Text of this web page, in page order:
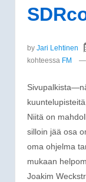
by Jari Lehtinen
kohteessa FM —
Niitä on
silloin jää osa
oma ohjelma
mukaan
Joakim